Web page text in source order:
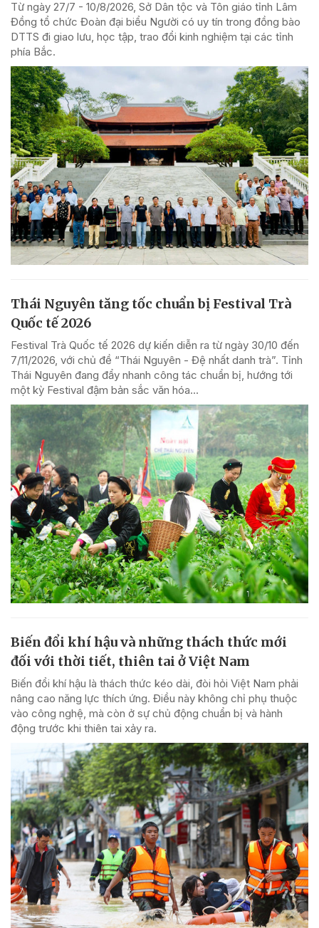
Từ ngày 27/7 - 10/8/2026, Sở Dân tộc và Tôn giáo tỉnh Lâm
Đồng tổ chức Đoàn đại biểu Người có uy tín trong đồng bào
DTTS đi giao lưu, học tập, trao đổi kinh nghiệm tại các tỉnh
phía Bắc.
Thái Nguyên tăng tốc chuẩn bị Festival Trà
Quốc tế 2026
Festival Trà Quốc tế 2026 dự kiến diễn ra từ ngày 30/10 đến
7/11/2026, với chủ đề “Thái Nguyên - Đệ nhất danh trà”. Tỉnh
Thái Nguyên đang đẩy nhanh công tác chuẩn bị, hướng tới
một kỳ Festival đậm bản sắc văn hóa...
Biến đổi khí hậu và những thách thức mới
đối với thời tiết, thiên tai ở Việt Nam
Biến đổi khí hậu là thách thức kéo dài, đòi hỏi Việt Nam phải
nâng cao năng lực thích ứng. Điều này không chỉ phụ thuộc
vào công nghệ, mà còn ở sự chủ động chuẩn bị và hành
động trước khi thiên tai xảy ra.